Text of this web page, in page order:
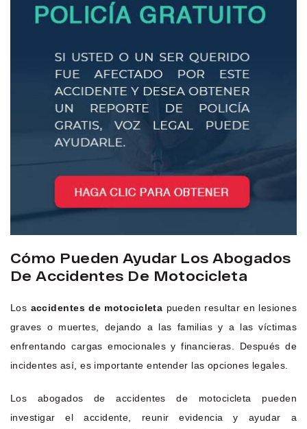
Cómo Pueden Ayudar Los Abogados
De Accidentes De Motocicleta
Los accidentes de motocicleta pueden resultar en lesiones
graves o muertes, dejando a las familias y a las víctimas
enfrentando cargas emocionales y financieras. Después de
incidentes así, es importante entender las opciones legales.
Los abogados de accidentes de motocicleta pueden
investigar el accidente, reunir evidencia y ayudar a